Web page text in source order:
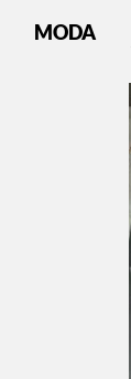
MODA